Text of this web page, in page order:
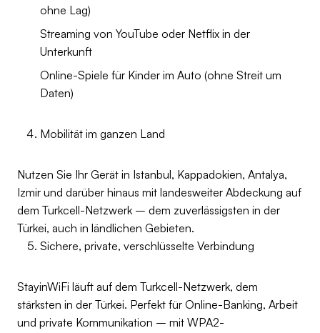
ohne Lag)
Streaming von YouTube oder Netflix in der
Unterkunft
Online-Spiele für Kinder im Auto (ohne Streit um
Daten)
Mobilität im ganzen Land
Nutzen Sie Ihr Gerät in Istanbul, Kappadokien, Antalya,
Izmir und darüber hinaus mit landesweiter Abdeckung auf
dem Turkcell-Netzwerk – dem zuverlässigsten in der
Türkei, auch in ländlichen Gebieten.
Sichere, private, verschlüsselte Verbindung
StayinWiFi läuft auf dem Turkcell-Netzwerk, dem
stärksten in der Türkei. Perfekt für Online-Banking, Arbeit
und private Kommunikation – mit WPA2-